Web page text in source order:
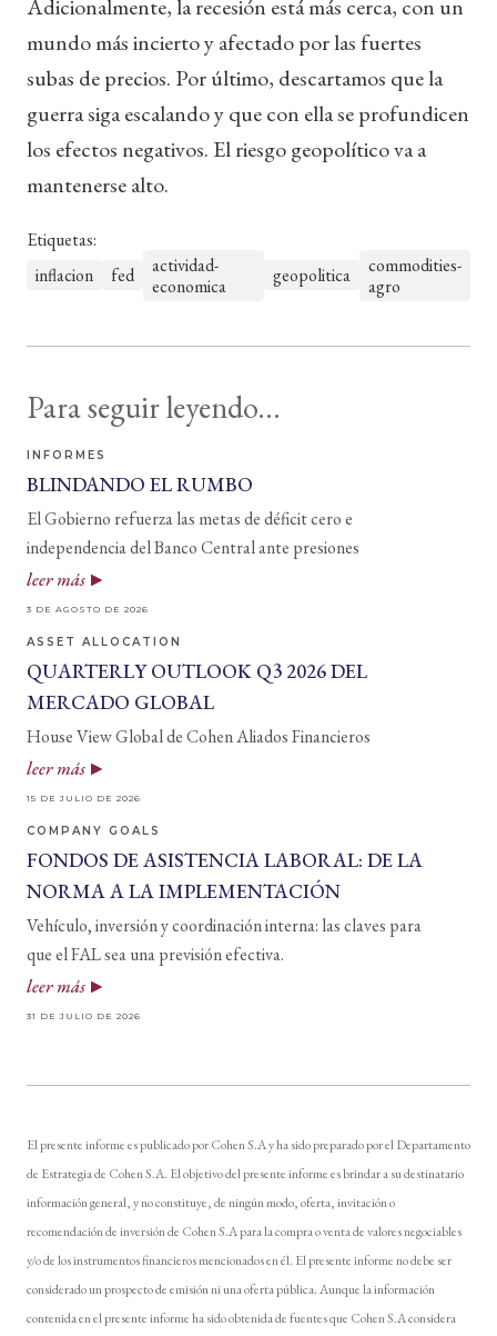
Adicionalmente, la recesión está más cerca, con un
mundo más incierto y afectado por las fuertes
subas de precios. Por último, descartamos que la
guerra siga escalando y que con ella se profundicen
los efectos negativos. El riesgo geopolítico va a
mantenerse alto.
Etiquetas:
inflacion
fed
actividad-
economica
geopolitica
commodities-
agro
Para seguir leyendo...
INFORMES
BLINDANDO EL RUMBO
El Gobierno refuerza las metas de déficit cero e
independencia del Banco Central ante presiones
leer más
3 DE AGOSTO DE 2026
ASSET ALLOCATION
QUARTERLY OUTLOOK Q3 2026 DEL
MERCADO GLOBAL
House View Global de Cohen Aliados Financieros
leer más
15 DE JULIO DE 2026
COMPANY GOALS
FONDOS DE ASISTENCIA LABORAL: DE LA
NORMA A LA IMPLEMENTACIÓN
Vehículo, inversión y coordinación interna: las claves para
que el FAL sea una previsión efectiva.
leer más
31 DE JULIO DE 2026
El presente informe es publicado por Cohen S.A y ha sido preparado por el Departamento
de Estrategia de Cohen S.A. El objetivo del presente informe es brindar a su destinatario
información general, y no constituye, de ningún modo, oferta, invitación o
recomendación de inversión de Cohen S.A para la compra o venta de valores negociables
y/o de los instrumentos financieros mencionados en él. El presente informe no debe ser
considerado un prospecto de emisión ni una oferta pública. Aunque la información
contenida en el presente informe ha sido obtenida de fuentes que Cohen S.A considera